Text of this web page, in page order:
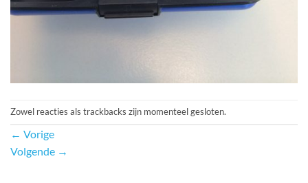
Zowel reacties als trackbacks zijn momenteel gesloten.
← Vorige
Volgende →